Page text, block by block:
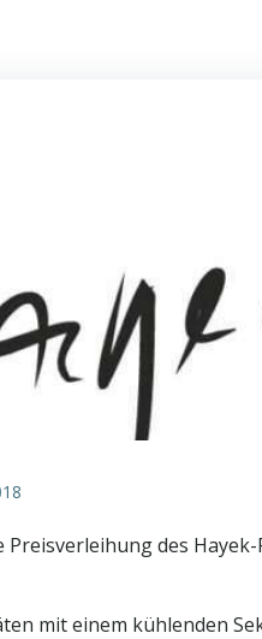
Preisverleihung des
mit einem kühlenden